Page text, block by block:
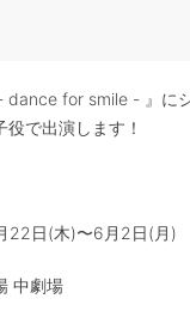
dance for smile - 』に
で出演します！
22⽇(⽊)〜6⽉2⽇(⽉)
中劇場